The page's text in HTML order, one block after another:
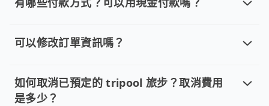
可以修改訂單資訊嗎？
如何取消已預定的 tripool 旅步？取消費用
是多少？